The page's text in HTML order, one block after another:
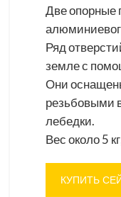
Две опорные
Ряд
земле с
Они
резьбовыми
лебедки.
Вес около 5
КУПИТЬ